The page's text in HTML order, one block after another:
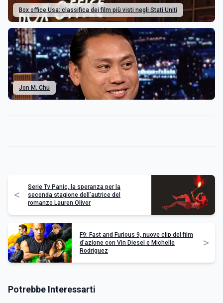
Box office Usa: classifica dei film più visti negli Stati Uniti
Jon M. Chu
<
Serie Tv Panic, la speranza per la
seconda stagione dell’autrice del
romanzo Lauren Oliver
F9: Fast and Furious 9, nuove clip del film
d’azione con Vin Diesel e Michelle
Rodriguez
>
Potrebbe Interessarti